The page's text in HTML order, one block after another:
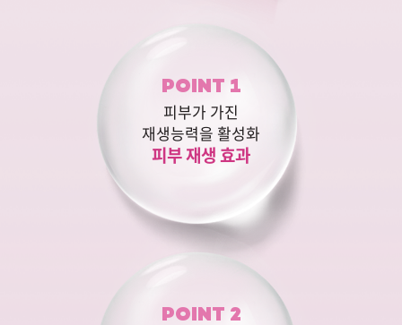
POINT 1
피부가 가진
재생능력을 활성화
피부 재생 효과
POINT 2